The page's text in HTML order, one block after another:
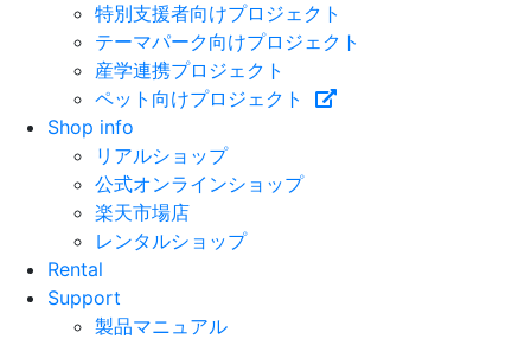
特別支援者向けプロジェクト
テーマパーク向けプロジェクト
産学連携プロジェクト
ペット向けプロジェクト
Shop info
リアルショップ
公式オンラインショップ
楽天市場店
レンタルショップ
Rental
Support
製品マニュアル